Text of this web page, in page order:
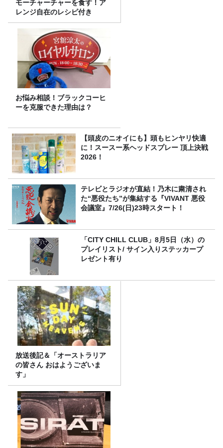
モーチャーチャーを食す！ア
レンジ自在のレシピ付き
お悩み相談！ブラックコーヒ
ーを克服できた理由は？
【頭皮のニオイにも】頭もヒンヤリ快適
に！スースー系ヘッドスプレー 頂上決戦
2026！
テレビとラジオが直結！乃木に粛清され
た“悪役たち”が集結する『VIVANT 悪役
会議室』7/26(日)23時スタート！
「CITY CHILL CLUB」8月5日（水）の
プレイリスト/ サイン入りステッカープ
レゼント有り
放送後記＆「オーストラリア
の皆さん おはようございま
す」